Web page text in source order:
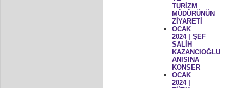
TURİZM
MÜDÜRÜNÜN
ZİYARETİ
OCAK
2024 | ŞEF
SALİH
KAZANCIOĞLU
ANISINA
KONSER
OCAK
2024 |